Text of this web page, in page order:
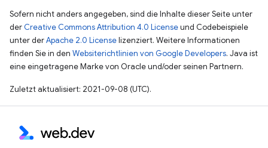
Sofern nicht anders angegeben, sind die Inhalte dieser Seite unter
der Creative Commons Attribution 4.0 Licenseund Codebeispiele
unter derApache 2.0 Licenselizenziert. Weitere Informationen
finden Sie in den Websiterichtlinien von Google Developers. Java ist
eine eingetragene Marke von Oracle und/oder seinen Partnern.
Zuletzt aktualisiert: 2021-09-08 (UTC).